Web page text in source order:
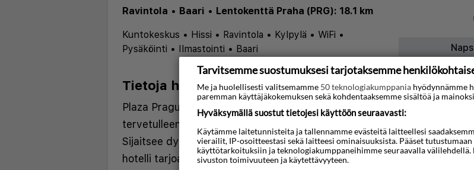
Ravintola • Baari • Lentokenttä Praha (PRG): 18.1 km
Kuntokeskus • Hissi • Ravintola • Kylpylä • WiFi •
Pysäköinti • Ilmastointi • Baari
Tietoja hotellista
Plaza Prague Hotel - Czech Leading Hotels tarjoaa
tervetulleen oleskelun vilkkaassa Prahan kaupungissa.
Sijaitsee dynaamisessa Holesovice-kaupunginosassa,
hotelli tarjoaa helpon pääsyn kaupungin historialliselle
Kartta
Tarvitsemme suostumuksesi tarjotaksemme
Me ja huolellisesti valitsemamme 50 teknologiakumppania hyödynnämme
paremman käyttäjäkokemuksen sekä kohdentaaksemme sisältöä ja
Hyväksymällä suostut tietojesi käyttöön seuraavasti:
Käytämme laitetunnisteita ja tallennamme evästeitä laitteellesi
vierailit, IP-osoitteestasi sekä laitteesi ominaisuuksista. Pääset
käyttötarkoituksiin ja teknologiakumppaneihimme seuraavalla
sivuston toimivuuteen ja käytettävyyteen.